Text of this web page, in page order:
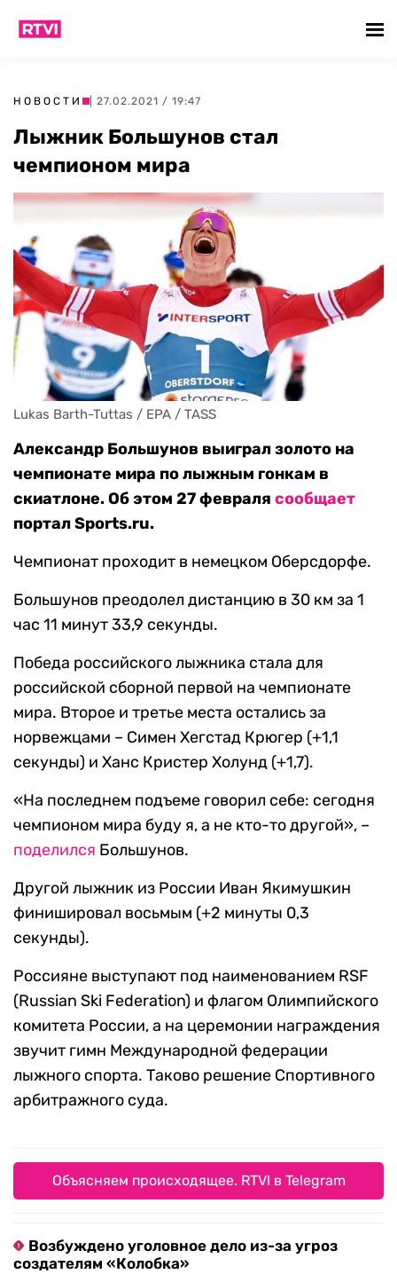
НОВОСТИ | 27.02.2021 / 19:47
Лыжник Большунов стал
чемпионом мира
Lukas Barth-Tuttas / EPA / TASS
Александр Большунов выиграл золото на
чемпионате мира по лыжным гонкам в
скиатлоне. Об этом 27 февраля сообщает
портал Sports.ru.
Чемпионат проходит в немецком Оберсдорфе.
Большунов преодолел дистанцию в 30 км за 1
час 11 минут 33,9 секунды.
Победа российского лыжника стала для
российской сборной первой на чемпионате
мира. Второе и третье места остались за
норвежцами – Симен Хегстад Крюгер (+1,1
секунды) и Ханс Кристер Холунд (+1,7).
«На последнем подъеме говорил себе: сегодня
чемпионом мира буду я, а не кто-то другой», –
поделился Большунов.
Другой лыжник из России Иван Якимушкин
финишировал восьмым (+2 минуты 0,3
секунды).
Россияне выступают под наименованием RSF
(Russian Ski Federation) и флагом Олимпийского
комитета России, а на церемонии награждения
звучит гимн Международной федерации
лыжного спорта. Таково решение Спортивного
арбитражного суда.
Объясняем происходящее. RTVI в Telegram
Возбуждено уголовное дело из-за угроз
создателям «Колобка»